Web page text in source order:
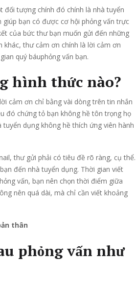
đối tượng chính đó chính là nhà tuyển
bạn có được cơ hội phỏng vấn trực
của bức thư bạn muốn gửi đến những
khác, thư cảm ơn chính là lời cảm ơn
quý báuphỏng vấn bạn.
hình thức nào?
cảm ơn chỉ bằng vài dòng trên tin nhắn
đó chứng tỏ bạn không hề tôn trọng họ
dụng không hề thích ứng viên hành
thư gửi phải có tiêu đề rõ ràng, cụ thể.
đến nhà tuyển dụng. Thời gian viết
vấn, bạn nên chọn thời điểm giữa
nên quá dài, mà chỉ cần viết khoảng
thân
phỏng vấn như